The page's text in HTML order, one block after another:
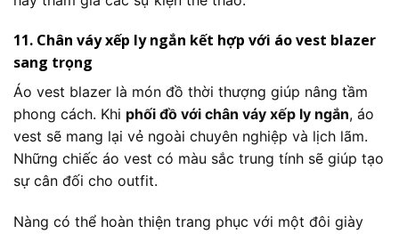
11. Chân váy xếp ly ngắn kết hợp với áo vest blazer
sang trọng
Áo vest blazer là món đồ thời thượng giúp nâng tầm
phong cách. Khi phối đồ với chân váy xếp ly ngắn, áo
vest sẽ mang lại vẻ ngoài chuyên nghiệp và lịch lãm.
Những chiếc áo vest có màu sắc trung tính sẽ giúp tạo
sự cân đối cho outfit.
Nàng có thể hoàn thiện trang phục với một đôi giày